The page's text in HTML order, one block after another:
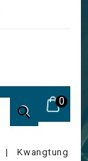
0

Kwangtung